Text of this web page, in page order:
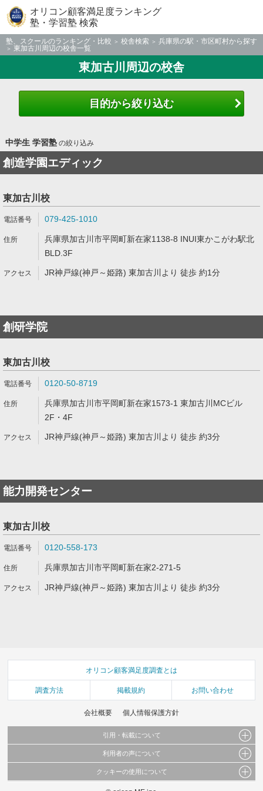
オリコン顧客満足度ランキング
塾・学習塾 検索
塾、スクールのランキング・比較 校舎検索
兵庫県の駅・市区町村から探す
東加古川周辺の校舎一覧
東加古川周辺の校舎
目的から絞り込む
中学生 学習塾の絞り込み
創造学園エディック
東加古川校
079-425-1010
兵庫県加古川市平岡町新在家1138-8 INUI東かこがわ駅北
BLD.3F
JR神戸線(神戸～姫路) 東加古川より 徒歩 約1分
創研学院
東加古川校
0120-50-8719
兵庫県加古川市平岡町新在家1573-1 東加古川MCビル
2F・4F
JR神戸線(神戸～姫路) 東加古川より 徒歩 約3分
能力開発センター
東加古川校
0120-558-173
兵庫県加古川市平岡町新在家2-271-5
JR神戸線(神戸～姫路) 東加古川より 徒歩 約3分
オリコン顧客満足度調査とは
調査方法 掲載規約 お問い合わせ
会社概要 個人情報保護方針
引用・転載について
当サイトで公開されている情報（文字、写真、イラスト、画像データ等）及びこれらの配
これらの情報を権利者の許可なく無断転載・複製などの二次利用を行うことは固く禁じて
利用者の声について
当サイトに掲載している内容はすべてサービスの利用者が提出された見解・感想です。
クッキーの使用について